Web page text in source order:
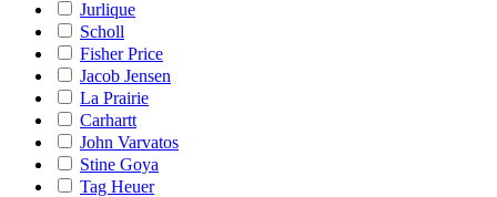
Jurlique
Scholl
Fisher Price
Jacob Jensen
La Prairie
Carhartt
John Varvatos
Stine Goya
Tag Heuer